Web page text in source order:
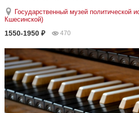
Государственный музей политической
Кшесинской)
1550-1950 ₽ 470